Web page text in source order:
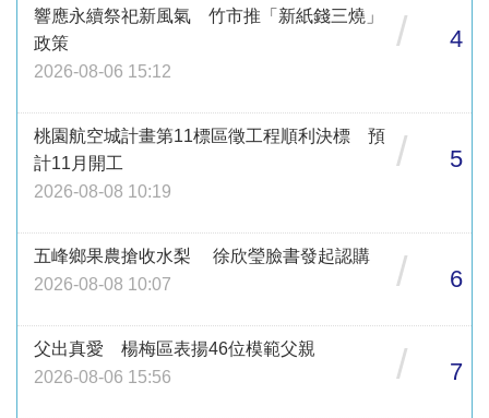
響應永續祭祀新風氣 竹市推「新紙錢三燒」
政策
2026-08-06 15:12
/ 4
桃園航空城計畫第11標區徵工程順利決標 預
計11月開工
2026-08-08 10:19
/ 5
五峰鄉果農搶收水梨 徐欣瑩臉書發起認購
2026-08-08 10:07
/ 6
父出真愛 楊梅區表揚46位模範父親
2026-08-06 15:56
/ 7